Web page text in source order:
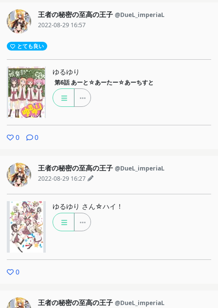
王者の秘密の至高の王子 @DueL_imperiaL
2022-08-29 16:57
とても良い
ゆるゆり
第6話 あーと☆あーたー☆あーちすと
0 0
王者の秘密の至高の王子 @DueL_imperiaL
2022-08-29 16:27
ゆるゆり さん☆ハイ！
0
王者の秘密の至高の王子 @DueL_imperiaL